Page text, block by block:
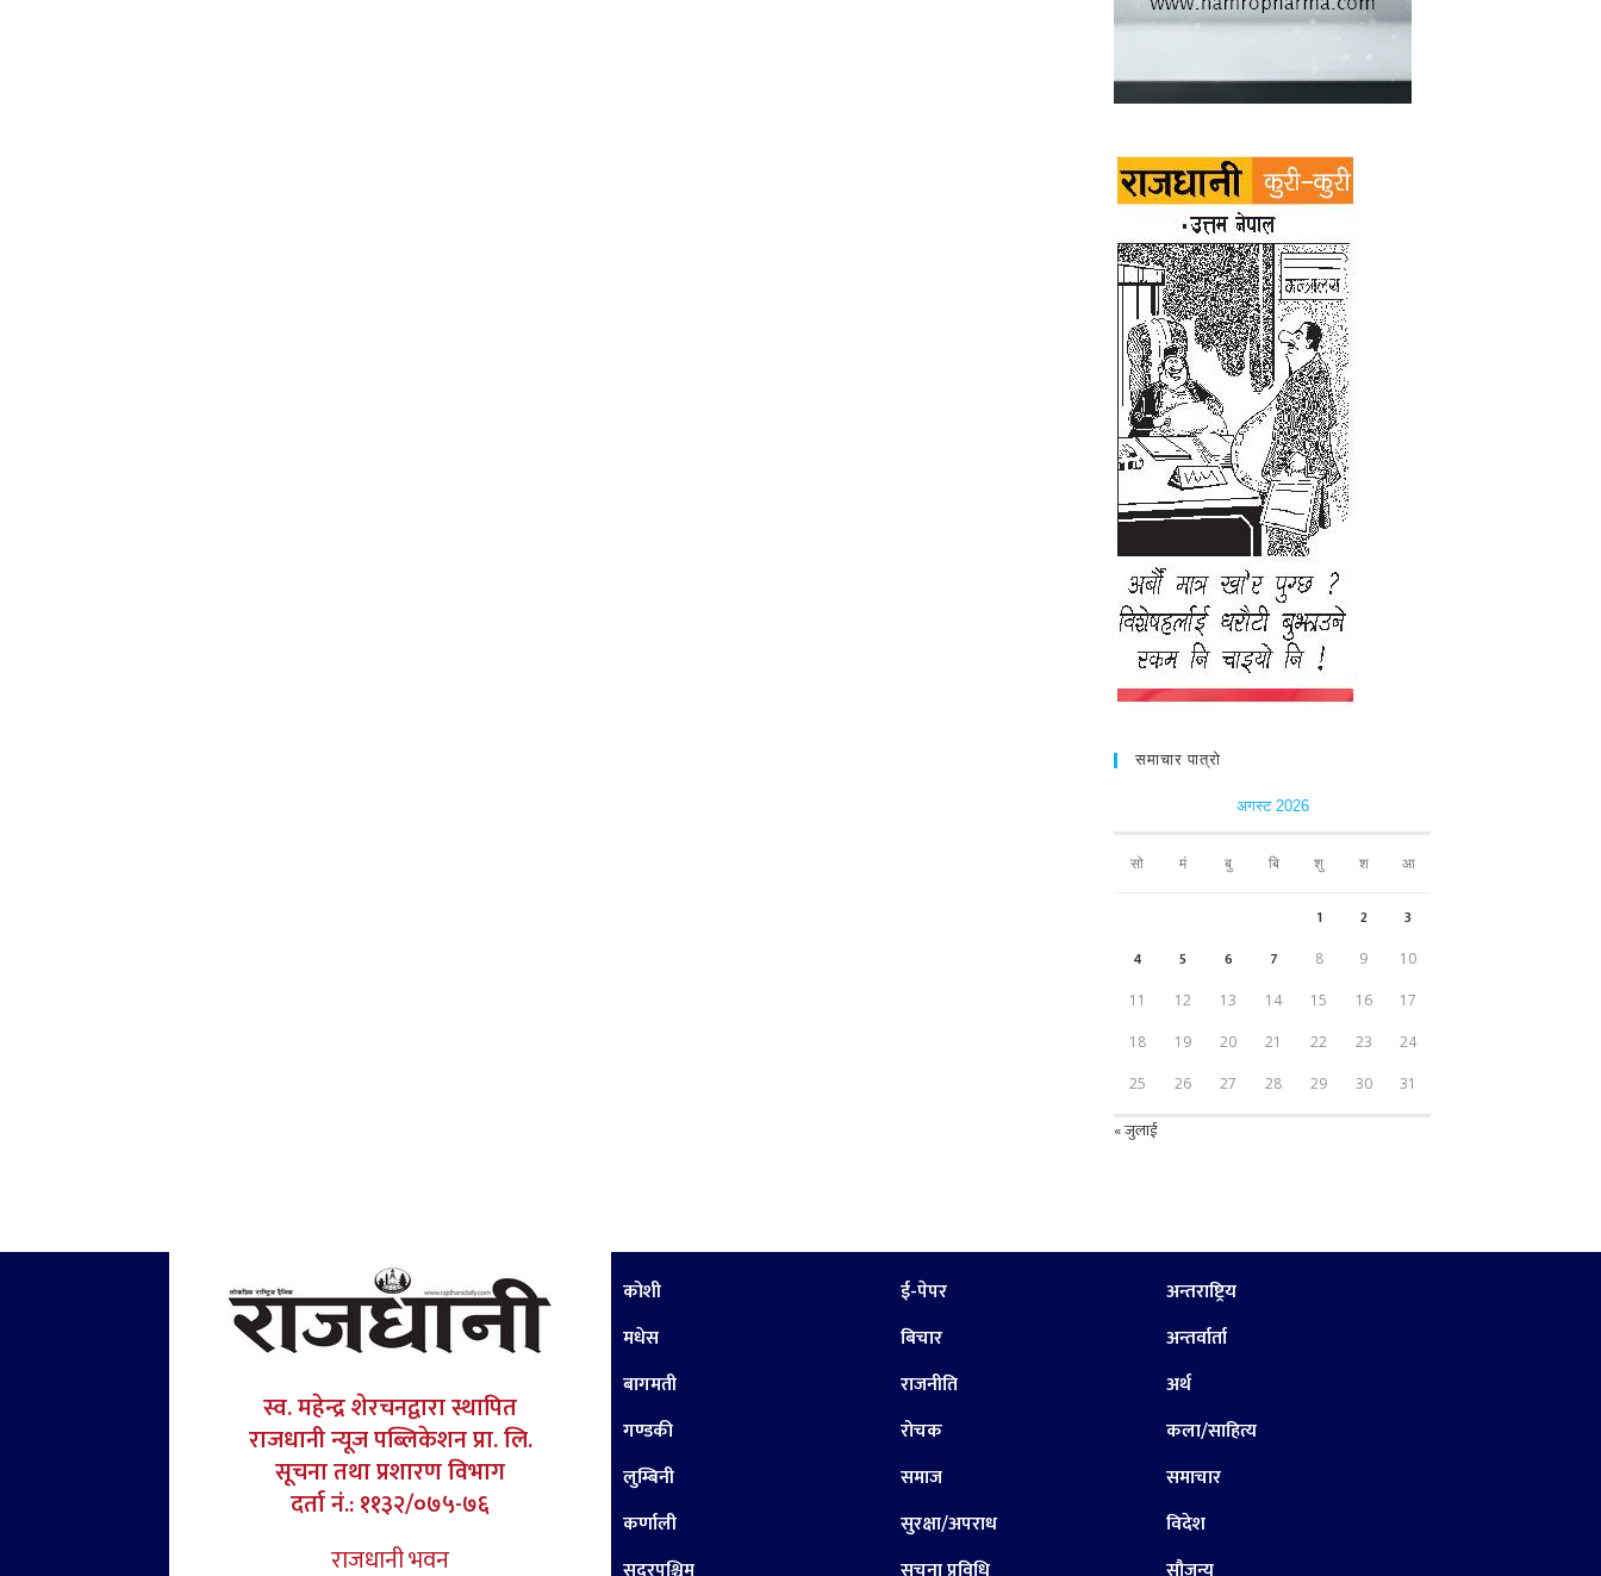
समाचार पात्रो
अगस्ट 2026
सो मं बु बि शु श आ
1 2
3
4
5 6 7 8 9 10
11 12 13 14 15 16 17
18 19 20 21 22 23 24
25 26 27 28 29 30 31
« जुलाई
स्व. महेन्द्र शेरचनद्वारा स्थापित
राजधानी न्यूज पब्लिकेशन प्रा. लि.
सूचना तथा प्रशारण विभाग
दर्ता नं.: ११३२/०७५-७६
राजधानी भवन
कोशी
मधेस
बागमती
गण्डकी
लुम्बिनी
कर्णाली
ई-पेपर
बिचार
राजनीति
रोचक
समाज
सुरक्षा/अपराध
अन्तराष्ट्रिय
अन्तर्वार्ता
अर्थ
कला/साहित्य
समाचार
विदेश